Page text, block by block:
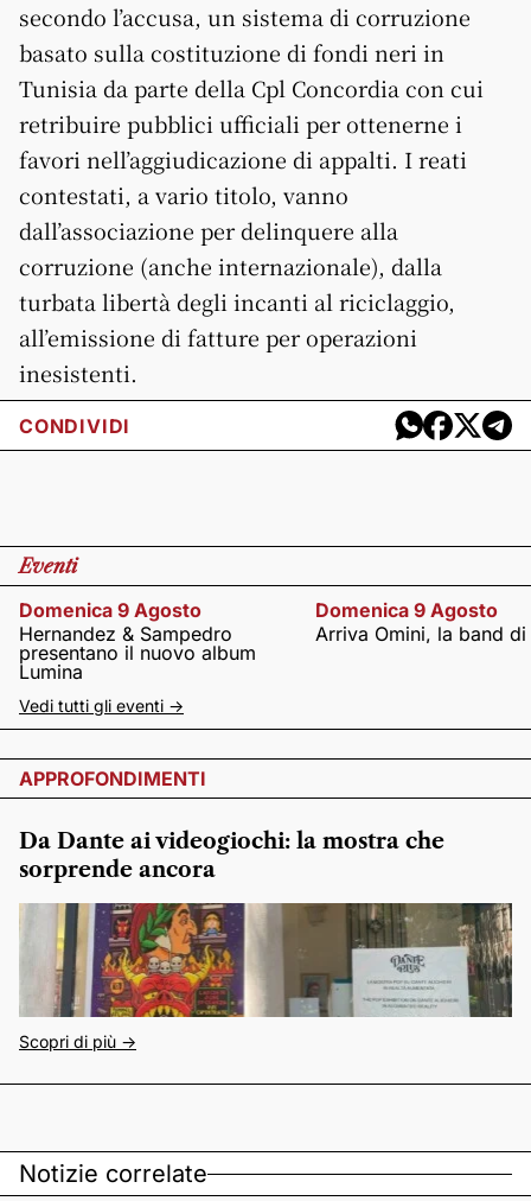
secondo l’accusa, un sistema di corruzione
basato sulla costituzione di fondi neri in
Tunisia da parte della Cpl Concordia con cui
retribuire pubblici ufficiali per ottenerne i
favori nell’aggiudicazione di appalti. I reati
contestati, a vario titolo, vanno
dall’associazione per delinquere alla
corruzione (anche internazionale), dalla
turbata libertà degli incanti al riciclaggio,
all’emissione di fatture per operazioni
inesistenti.
CONDIVIDI
Eventi
Domenica 9 Agosto
Hernandez & Sampedro
presentano il nuovo album
Lumina
Domenica 9 Agosto
Arriva Omini, la band
Vedi tutti gli eventi ->
APPROFONDIMENTI
Da Dante ai videogiochi: la mostra che
sorprende ancora
Scopri di più ->
Notizie correlate